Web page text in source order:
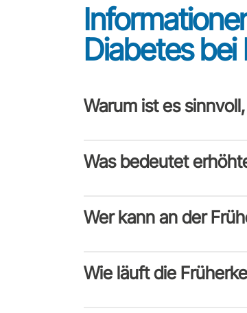
Diabetes
Warum ist es
Was bedeutet
Wer kann an der
Wie läuft die